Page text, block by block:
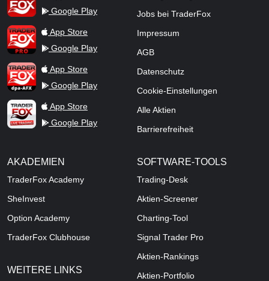
Google Play
TraderFox ProApp Store
Google Play
TraderFox dpa-AFX ProFeed
App Store
Google Play
TraderFox Live Trading
App Store
Google Play
Jobs bei TraderFox
Impressum
AGB
Datenschutz
Cookie-Einstellungen
Alle Aktien
Barrierefreiheit
AKADEMIEN
TraderFox Academy
SheInvest
Option Academy
TraderFox Clubhouse
WEITERE LINKS
SOFTWARE-TOOLS
Trading-Desk
Aktien-Screener
Charting-Tool
Signal Trader Pro
Aktien-Rankings
Aktien-Portfolio